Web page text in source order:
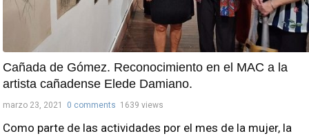
Cañada de Gómez. Reconocimiento en el MAC a la
artista cañadense Elede Damiano.
marzo 23, 2021 0 comments 1639 views
Como parte de las actividades por el mes de la mujer, la